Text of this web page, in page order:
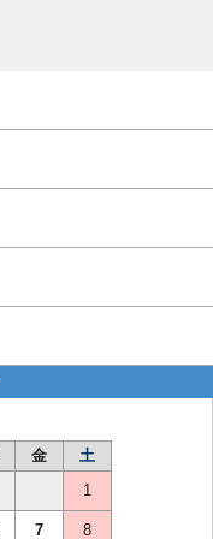
金
土
1
7 8